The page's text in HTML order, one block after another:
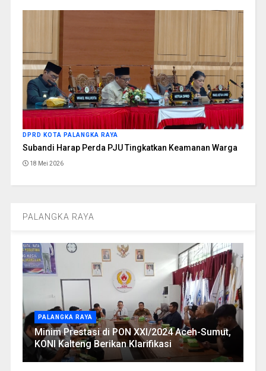
DPRD KOTA PALANGKA RAYA
Subandi Harap Perda PJU Tingkatkan Keamanan Warga
18 Mei 2026
PALANGKA RAYA
PALANGKA RAYA
Minim Prestasi di PON XXI/2024 Aceh-Sumut,
KONI Kalteng Berikan Klarifikasi